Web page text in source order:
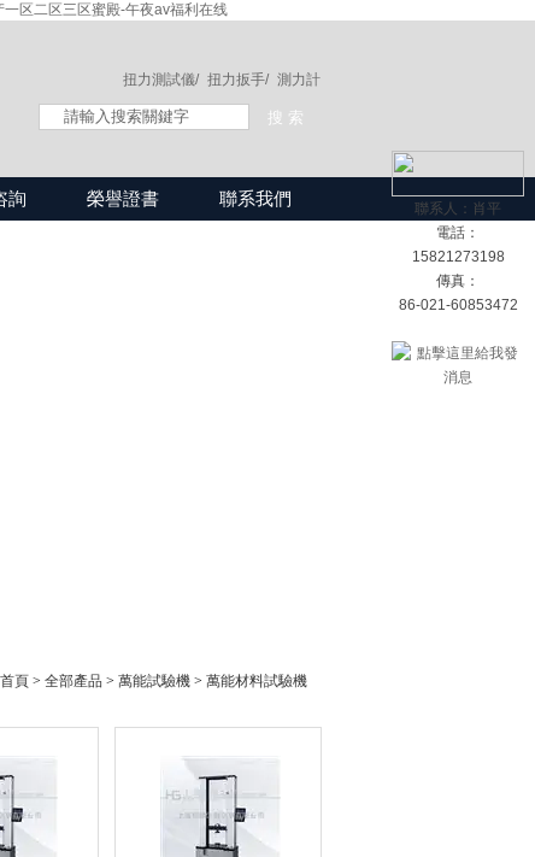
区二区三区蜜殿-午夜av福利在线
測力計
扭力扳手/
扭力測試儀/
詢 榮譽證書 聯系我們
首頁 > 全部產品 > 萬能試驗機 > 萬能材料試驗機
聯系人：肖平
電話：
15821273198
傳真：
86-021-60853472